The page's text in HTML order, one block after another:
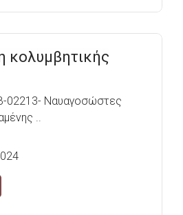
κολυμβητικής
02213- Ναυαγοσώστες
..